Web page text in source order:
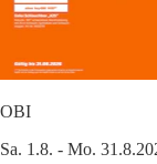
OBI
Sa. 1.8. - Mo.